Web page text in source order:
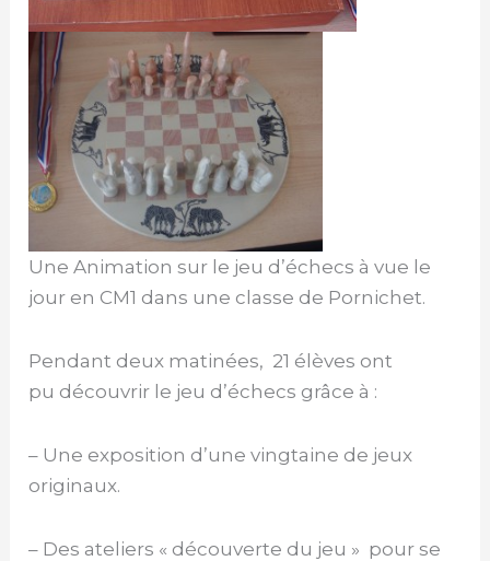
Une Animation sur le jeu d’échecs à vue le
jour en CM1 dans une classe de Pornichet.
Pendant deux matinées, 21 élèves ont
pu découvrir le jeu d’échecs grâce à :
– Une exposition d’une vingtaine de jeux
originaux.
– Des ateliers « découverte du jeu » pour se